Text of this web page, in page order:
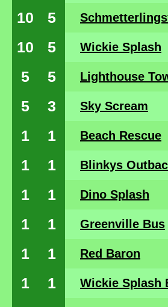
10 5
10 5 Wickie Splash
5 5 Lighthouse
5 3 Sky Scream
1 1 Beach Rescue
1 1 Blinkys
1 1 Dino Splash
1 1 Greenville Bus
1 1 Red Baron
1 1 Wickie Splash